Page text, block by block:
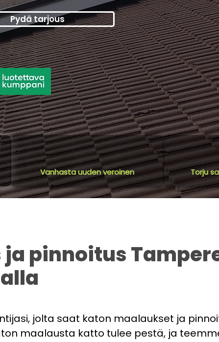
Pydä tarjous
Vanhasta uuden veroinen Torju
pinnoitus
jolta saat katon maalaukset ja
maalausta katto tulee pestä, ja